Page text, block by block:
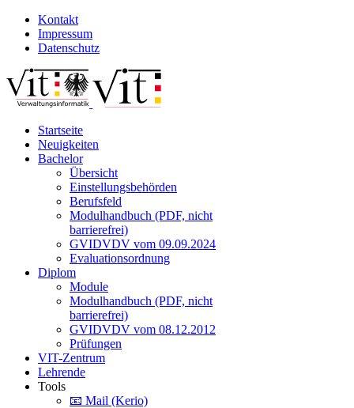
Kontakt
Impressum
Datenschutz
Startseite
Neuigkeiten
Bachelor
Übersicht
Einstellungsbehörden
Berufsfeld
Modulhandbuch (PDF, nicht
barrierefrei)
GVIDVDV vom 09.09.2024
Evaluationsordnung
Diplom
Module
Modulhandbuch (PDF, nicht
barrierefrei)
GVIDVDV vom 08.12.2012
Prüfungen
VIT-Zentrum
Lehrende
Tools
📧 Mail (Kerio)